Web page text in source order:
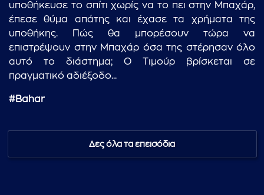
υποθήκευσε το σπίτι χωρίς να το πει στην Μπαχάρ,
έπεσε θύμα απάτης και έχασε τα χρήματα της
υποθήκης. Πώς θα μπορέσουν τώρα να
επιστρέψουν στην Μπαχάρ όσα της στέρησαν όλο
αυτό το διάστημα; Ο Τιμούρ βρίσκεται σε
πραγματικό αδιέξοδο...
#Bahar
Δες όλα τα επεισόδια